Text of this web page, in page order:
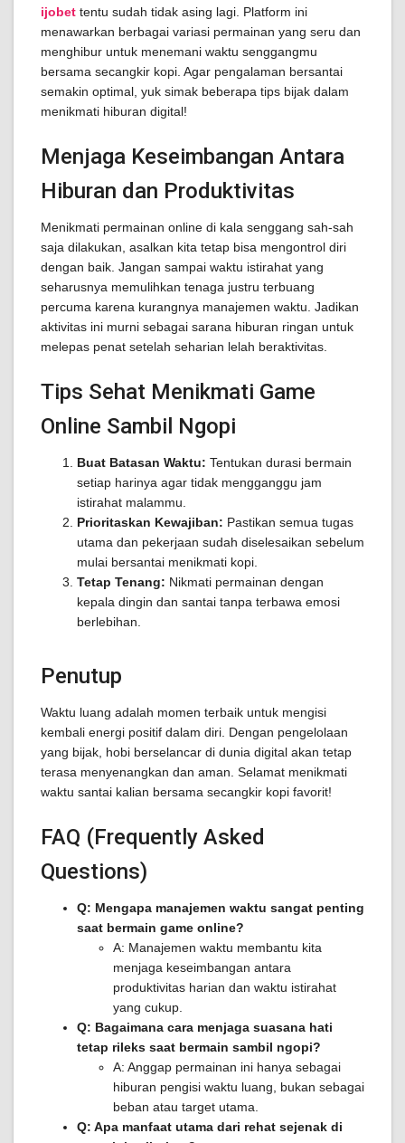
ijobet tentu sudah tidak asing lagi. Platform ini
menawarkan berbagai variasi permainan yang seru dan
menghibur untuk menemani waktu senggangmu
bersama secangkir kopi. Agar pengalaman bersantai
semakin optimal, yuk simak beberapa tips bijak dalam
menikmati hiburan digital!
Menjaga Keseimbangan Antara
Hiburan dan Produktivitas
Menikmati permainan online di kala senggang sah-sah
saja dilakukan, asalkan kita tetap bisa mengontrol diri
dengan baik. Jangan sampai waktu istirahat yang
seharusnya memulihkan tenaga justru terbuang
percuma karena kurangnya manajemen waktu. Jadikan
aktivitas ini murni sebagai sarana hiburan ringan untuk
melepas penat setelah seharian lelah beraktivitas.
Tips Sehat Menikmati Game
Online Sambil Ngopi
Buat Batasan Waktu: Tentukan durasi bermain
setiap harinya agar tidak mengganggu jam
istirahat malammu.
Prioritaskan Kewajiban: Pastikan semua tugas
utama dan pekerjaan sudah diselesaikan sebelum
mulai bersantai menikmati kopi.
Tetap Tenang: Nikmati permainan dengan
kepala dingin dan santai tanpa terbawa emosi
berlebihan.
Penutup
Waktu luang adalah momen terbaik untuk mengisi
kembali energi positif dalam diri. Dengan pengelolaan
yang bijak, hobi berselancar di dunia digital akan tetap
terasa menyenangkan dan aman. Selamat menikmati
waktu santai kalian bersama secangkir kopi favorit!
FAQ (Frequently Asked
Questions)
Q: Mengapa manajemen waktu sangat penting
saat bermain game online?
A: Manajemen waktu membantu kita
menjaga keseimbangan antara
produktivitas harian dan waktu istirahat
yang cukup.
Q: Bagaimana cara menjaga suasana hati
tetap rileks saat bermain sambil ngopi?
A: Anggap permainan ini hanya sebagai
hiburan pengisi waktu luang, bukan sebagai
beban atau target utama.
Q: Apa manfaat utama dari rehat sejenak di